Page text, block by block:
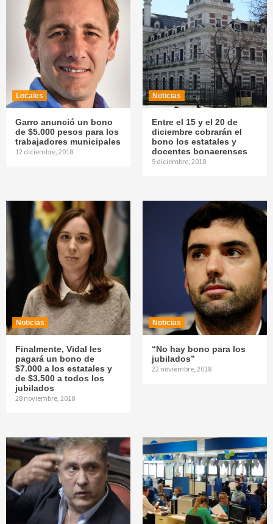
Locales
Garro anunció un bono
de $5.000 pesos para los
trabajadores municipales
12 diciembre, 2018
Noticias
Entre el 15 y el 20 de
diciembre cobrarán el
bono los estatales y
docentes bonaerenses
5 diciembre, 2018
Noticias
Finalmente, Vidal les
pagará un bono de
$7.000 a los estatales y
de $3.500 a todos los
jubilados
28 noviembre, 2018
Noticias
“No hay bono para los
jubilados”
22 noviembre, 2018